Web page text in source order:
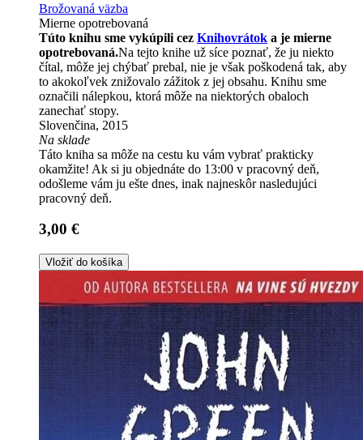
Brožovaná väzba
Mierne opotrebovaná
Túto knihu sme vykúpili cez Knihovrátok a je mierne
opotrebovaná.Na tejto knihe už síce poznať, že ju niekto
čítal, môže jej chýbať prebal, nie je však poškodená tak, aby
to akokoľvek znižovalo zážitok z jej obsahu. Knihu sme
označili nálepkou, ktorá môže na niektorých obaloch
zanechať stopy.
Slovenčina, 2015
Na sklade
Táto kniha sa môže na cestu ku vám vybrať prakticky
okamžite! Ak si ju objednáte do 13:00 v pracovný deň,
odošleme vám ju ešte dnes, inak najneskôr nasledujúci
pracovný deň.
3,00 €
Vložiť do košíka